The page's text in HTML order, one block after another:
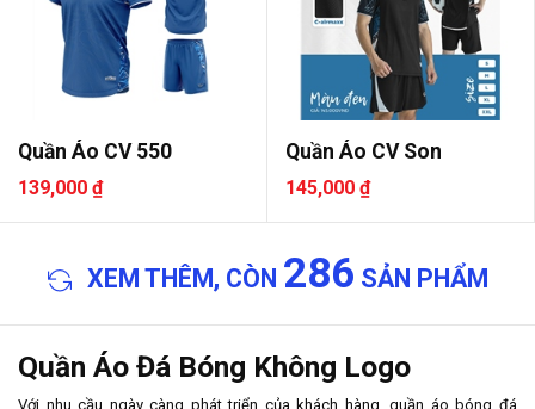
Quần Áo CV 550
139,000 ₫
Quần Áo CV Son
145,000 ₫
XEM THÊM, CÒN 286 SẢN PHẨM
Quần Áo Đá Bóng Không Logo
Với nhu cầu ngày càng phát triển của khách hàng, quần áo bóng đá